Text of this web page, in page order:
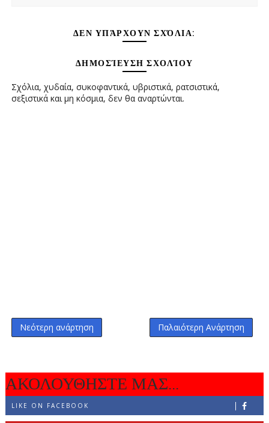
ΔΕΝ ΥΠΆΡΧΟΥΝ ΣΧΌΛΙΑ:
ΔΗΜΟΣΊΕΥΣΗ ΣΧΟΛΊΟΥ
Σχόλια, χυδαία, συκοφαντικά, υβριστικά, ρατσιστικά,
σεξιστικά και μη κόσμια, δεν θα αναρτώνται.
Νεότερη ανάρτηση Παλαιότερη Ανάρτηση
ΑΚΟΛΟΥΘΗΣΤΕ ΜΑΣ...
LIKE ON FACEBOOK